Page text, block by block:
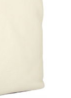
DE